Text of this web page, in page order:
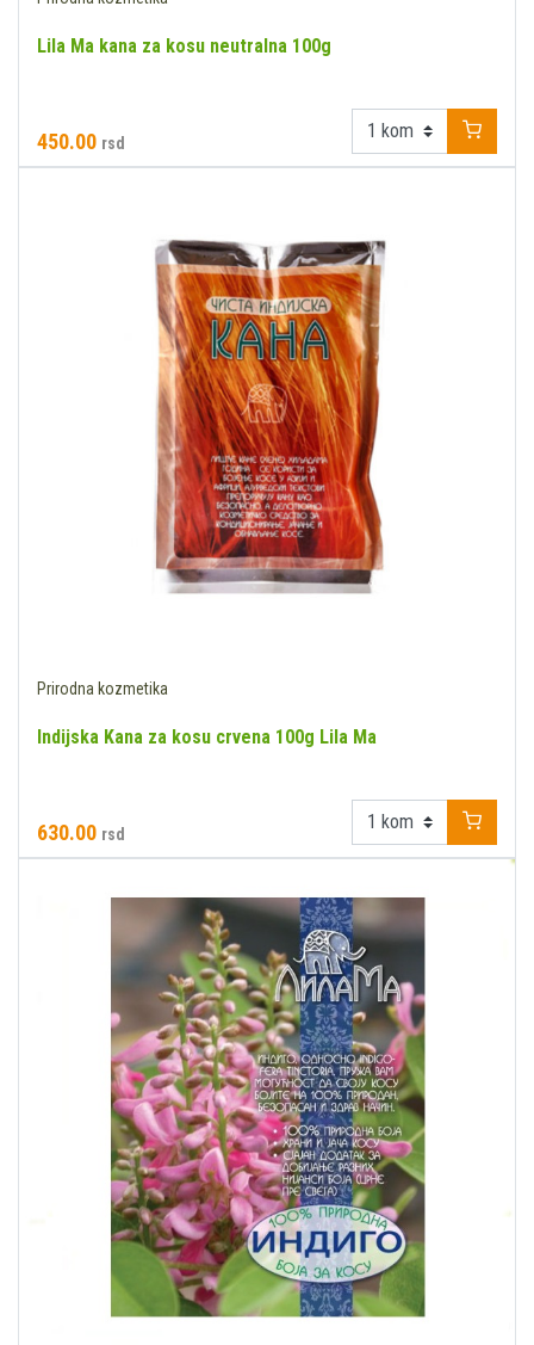
Lila Ma kana za kosu neutralna 100g
450.00 rsd
Prirodna kozmetika
Indijska Kana za kosu crvena 100g Lila Ma
630.00 rsd